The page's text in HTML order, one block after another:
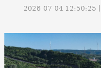
2026-07-04 12:50:25